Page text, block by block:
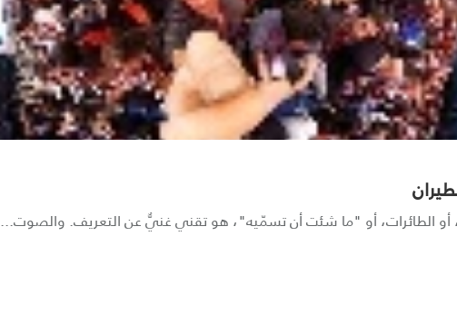
أو الطائرات، أو "ما شئت أن تسمّيه"، هو تقني غنيٌّ عن التعريف. والصوت...